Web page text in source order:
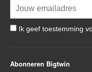
Ik geef toestemming
Abonneren Bigtwin